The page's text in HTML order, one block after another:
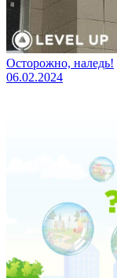
Осторожно, наледь!
06.02.2024